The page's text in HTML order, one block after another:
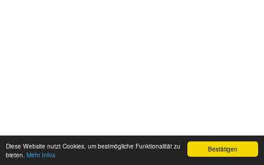
Bestätigen
Diese Website nutzt Cookies, um bestmögliche Funktionalität zu
bieten. Mehr Infos